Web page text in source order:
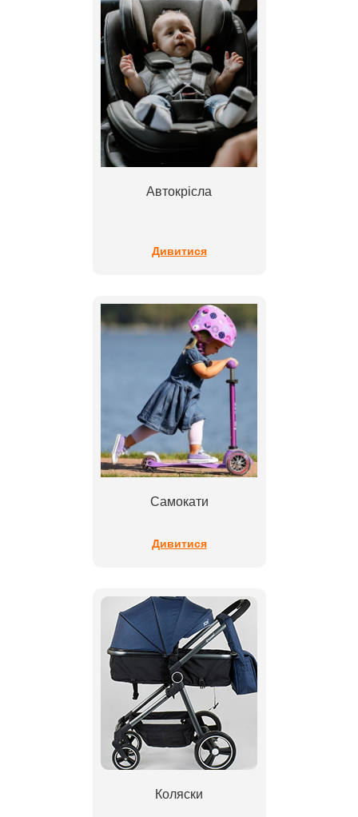
Автокрісла
Дивитися
Самокати
Дивитися
Коляски